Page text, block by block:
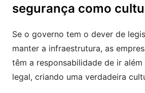
segurança como
Se o governo tem o dever de
manter a infraestrutura, as
têm a responsabilidade de ir
legal, criando uma verdadeira